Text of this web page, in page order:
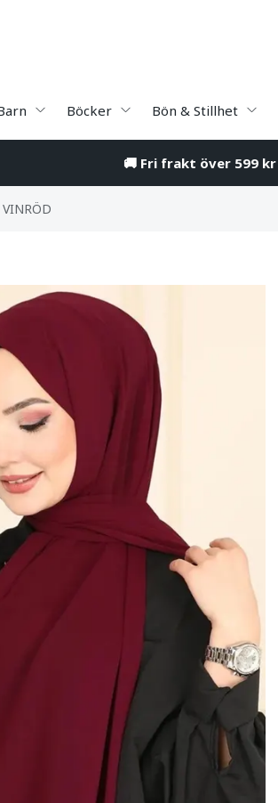
Böcker Bön & Stillhet
🚚 Fri frakt över 599 kr